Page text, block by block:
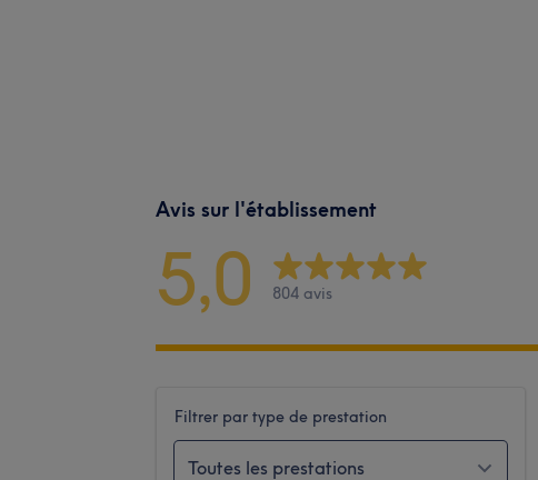
Avis sur l'établissement
5,0 804 avis
Filtrer par type de prestation
Toutes les prestations